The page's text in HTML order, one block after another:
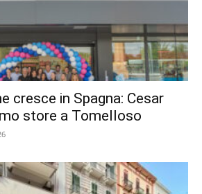
cresce in Spagna: Cesar
store a Tomelloso